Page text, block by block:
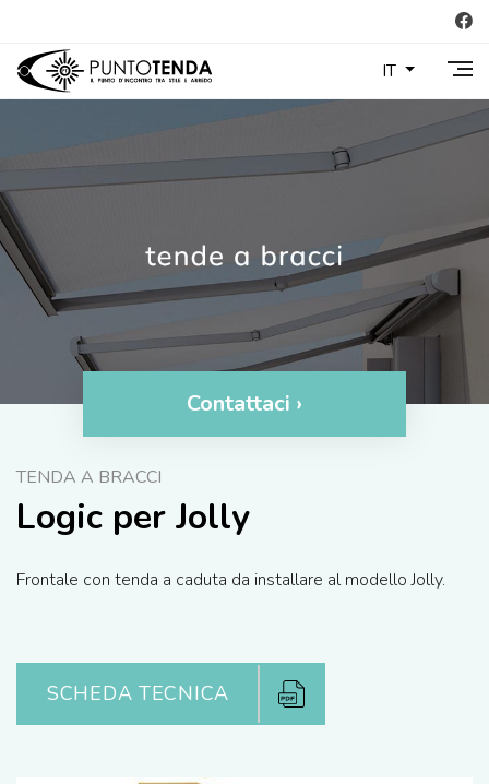
IT
Contattaci ›
TENDA A BRACCI
Logic per Jolly
Frontale con tenda a caduta da installare al modello Jolly.
SCHEDA TECNICA